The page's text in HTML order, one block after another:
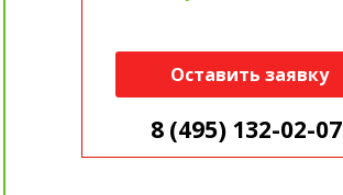
Оставить заявку
8 (495) 132-02-07